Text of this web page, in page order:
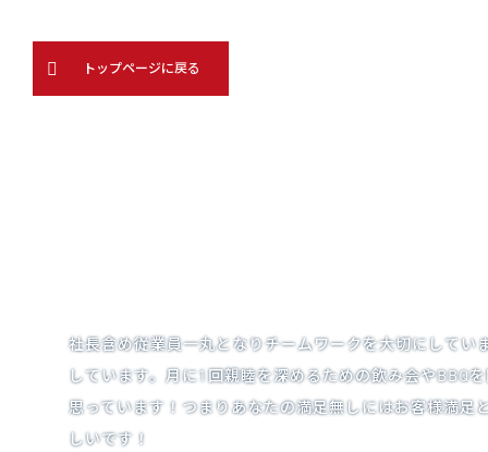
トップページに戻る
社長含め従業員一丸となりチームワークを大切にして
しています。月に1回親睦を深めるための飲み会やBBQ
思っています！つまりあなたの満足無しにはお客様満
しいです！